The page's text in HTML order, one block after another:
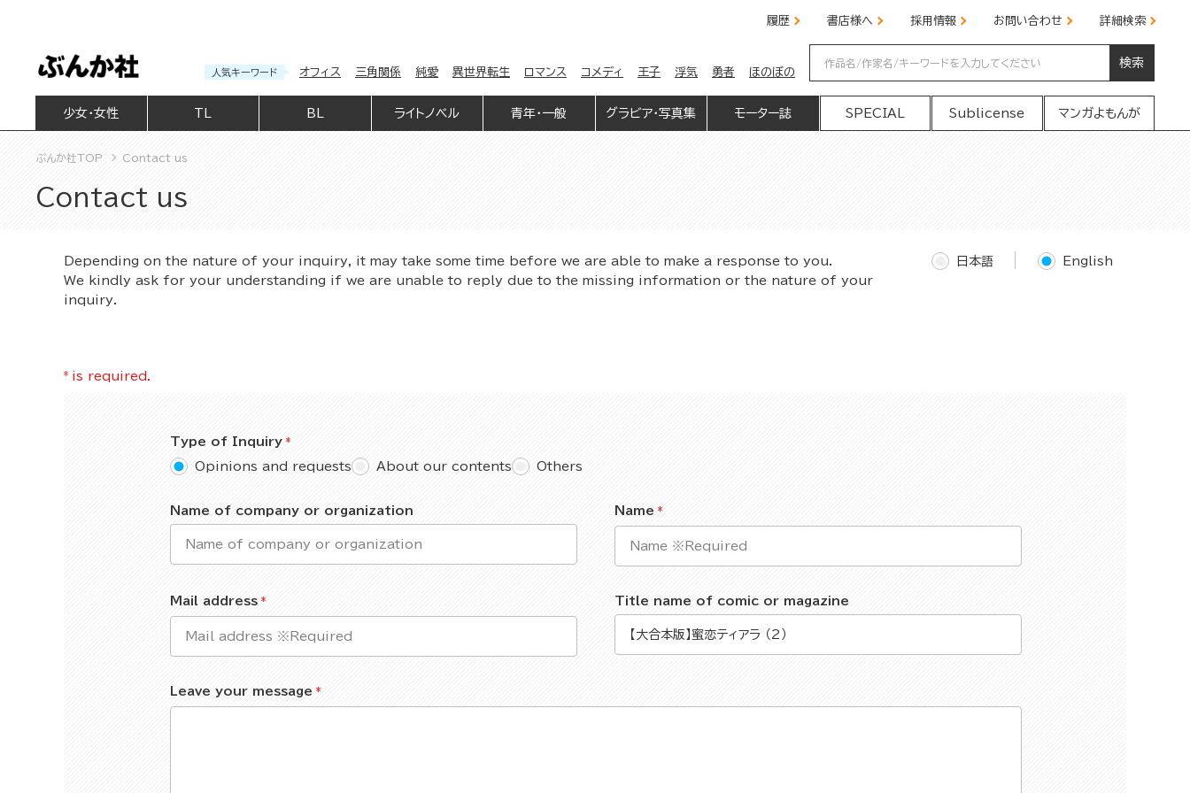
履歴 書店様へ 採用情報 お問い合わせ 詳細検索
人気キーワード オフィス 三角関係 純愛 異世界転生 ロマンス コメディ 王子 浮気 勇者 ほのぼの
検索
少女・女性 BL ライトノベル 青年・一般 グラビア・写真集 モーター誌 SPECIAL Sublicense マンガよもんが
ぶんか社TOP Contact us
Contact us
Depending on the nature of your inquiry, it may take some time before we are able to make a response to you.
We kindly ask for your understanding if we are unable to reply due to the missing information or the nature of your
inquiry.
日本語 English
* is required.
Type of Inquiry
Opinions and requests
About our contents Others
Name of company or organization Name
Mail address Title name of comic or magazine
Leave your message